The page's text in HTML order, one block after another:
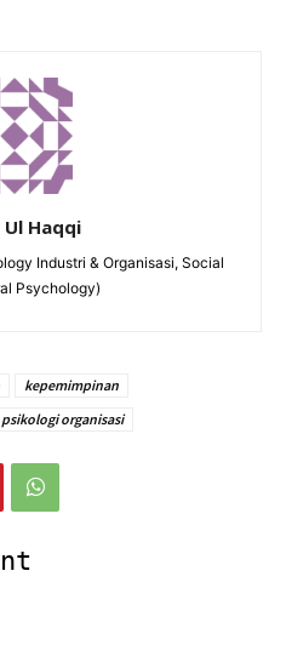
Ul Haqqi
Industri & Organisasi, Social
Psychology)
kepemimpinan
psikologi organisasi